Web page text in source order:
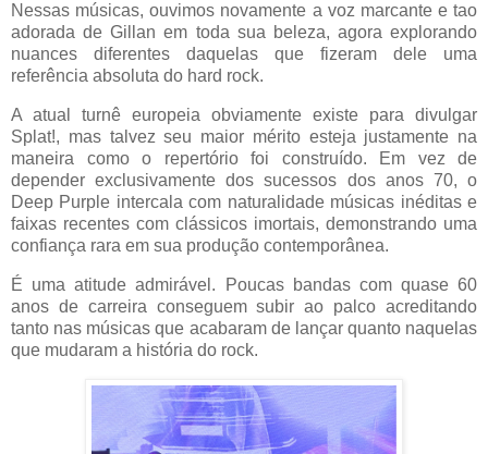
Nessas músicas, ouvimos novamente a voz marcante e tao
adorada de Gillan em toda sua beleza, agora explorando
nuances diferentes daquelas que fizeram dele uma
referência absoluta do hard rock.
A atual turnê europeia obviamente existe para divulgar
Splat!, mas talvez seu maior mérito esteja justamente na
maneira como o repertório foi construído. Em vez de
depender exclusivamente dos sucessos dos anos 70, o
Deep Purple intercala com naturalidade músicas inéditas e
faixas recentes com clássicos imortais, demonstrando uma
confiança rara em sua produção contemporânea.
É uma atitude admirável. Poucas bandas com quase 60
anos de carreira conseguem subir ao palco acreditando
tanto nas músicas que acabaram de lançar quanto naquelas
que mudaram a história do rock.